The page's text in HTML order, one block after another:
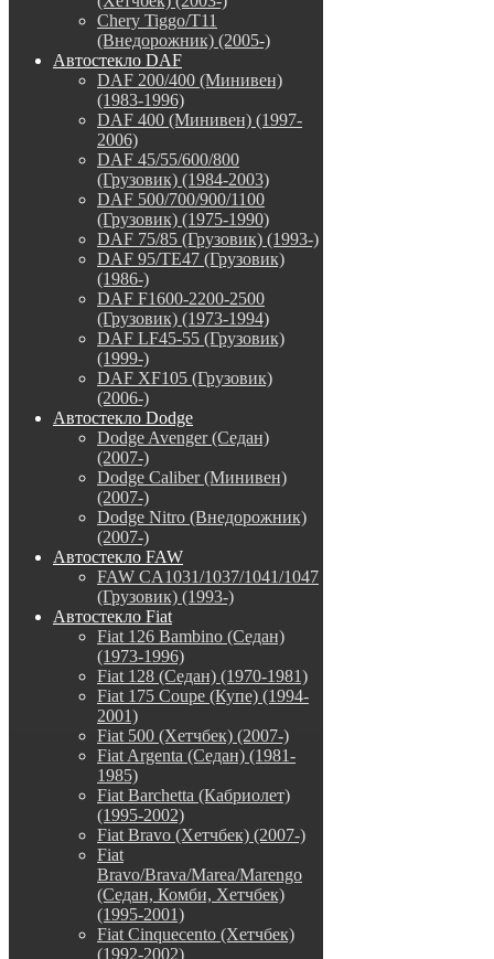
Chery Tiggo/T11
(Внедорожник) (2005-)
Автостекло DAF
DAF 200/400 (Минивен)
(1983-1996)
DAF 400 (Минивен) (1997-
2006)
DAF 45/55/600/800
(Грузовик) (1984-2003)
DAF 500/700/900/1100
(Грузовик) (1975-1990)
DAF 75/85 (Грузовик) (1993-)
DAF 95/TE47 (Грузовик)
(1986-)
DAF F1600-2200-2500
(Грузовик) (1973-1994)
DAF LF45-55 (Грузовик)
(1999-)
DAF XF105 (Грузовик)
(2006-)
Автостекло Dodge
Dodge Avenger (Седан)
(2007-)
Dodge Caliber (Минивен)
(2007-)
Dodge Nitro (Внедорожник)
(2007-)
Автостекло FAW
FAW CA1031/1037/1041/1047
(Грузовик) (1993-)
Автостекло Fiat
Fiat 126 Bambino (Седан)
(1973-1996)
Fiat 128 (Седан) (1970-1981)
Fiat 175 Coupe (Купе) (1994-
2001)
Fiat 500 (Хетчбек) (2007-)
Fiat Argenta (Седан) (1981-
1985)
Fiat Barchetta (Кабриолет)
(1995-2002)
Fiat Bravo (Хетчбек) (2007-)
Fiat
Bravo/Brava/Marea/Marengo
(Седан, Комби, Хетчбек)
(1995-2001)
Fiat Cinquecento (Хетчбек)
(1992-2002)